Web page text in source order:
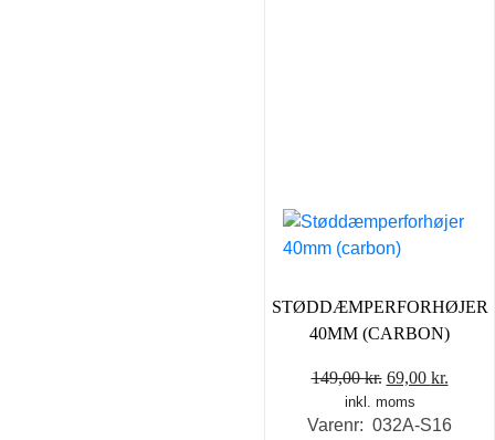
STØDDÆMPERFORHØJER
40MM (CARBON)
149,00kr. Den
oprindelige
pris
69,00 kr.
pris
inkl. moms
Varenr: 032A-S16